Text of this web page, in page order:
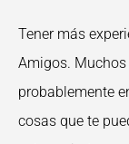
Tener más
Amigos.
probablemente
cosas que te